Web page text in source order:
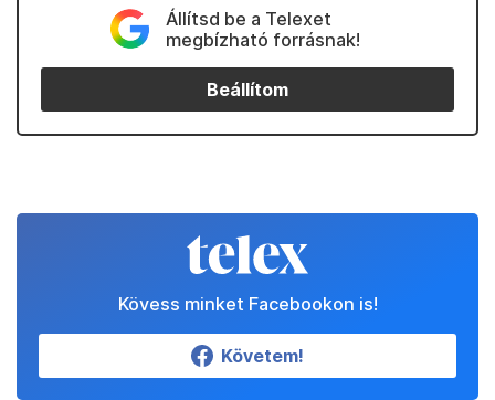
Állítsd be a Telexet
megbízható forrásnak!
Beállítom
Kövess minket Facebookon is!
Követem!